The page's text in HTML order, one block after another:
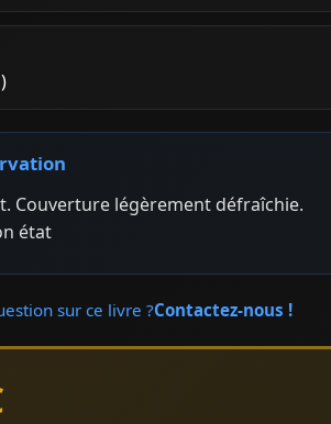
Couverture légèrement défraîchie.
état
sur ce livre ?Contactez-nous !